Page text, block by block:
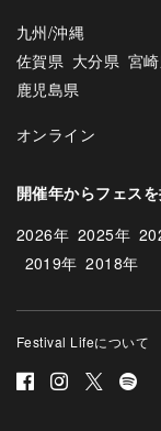
九州/沖縄
佐賀県 大分県 宮
鹿児島県
オンライン
開催年からフェス
2026年 2025年
2019年 2018年
Festival Lifeについて